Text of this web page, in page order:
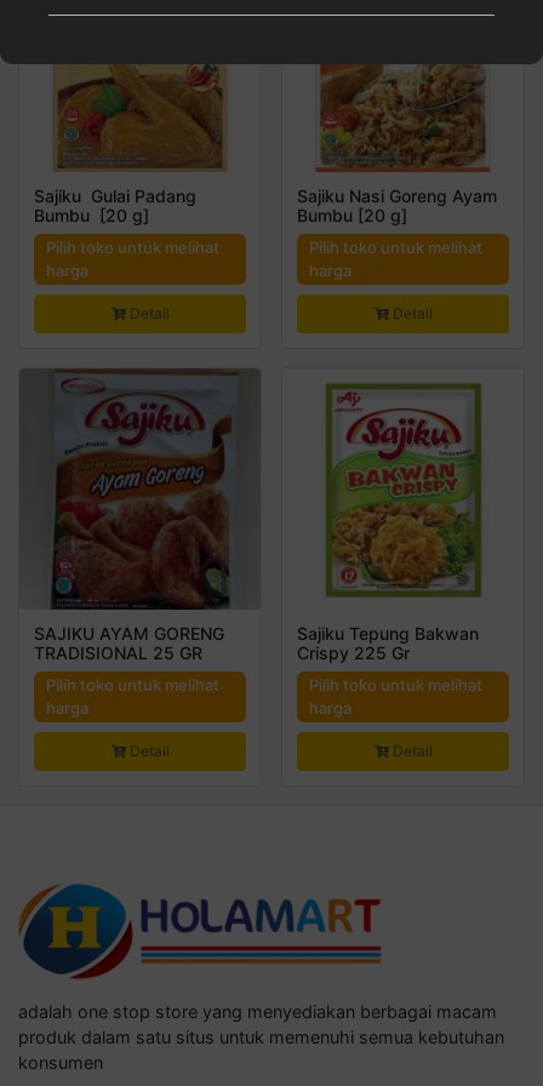
Sajiku Gulai Padang
Bumbu [20 g]
Pilih toko untuk melihat
harga
Detail
Sajiku Nasi Goreng Ayam
Bumbu [20 g]
Pilih toko untuk melihat
harga
Detail
SAJIKU AYAM GORENG
TRADISIONAL 25 GR
Pilih toko untuk melihat
harga
Detail
Sajiku Tepung Bakwan
Crispy 225 Gr
Pilih toko untuk melihat
harga
Detail
adalah one stop store yang menyediakan berbagai macam
produk dalam satu situs untuk memenuhi semua kebutuhan
konsumen